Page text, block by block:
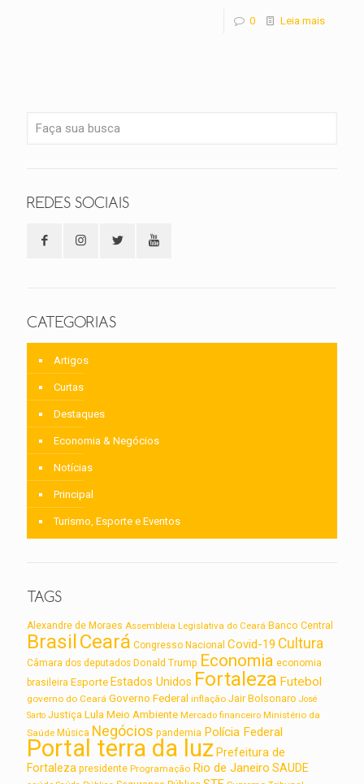
0 Leia mais
REDES SOCIAIS
CATEGORIAS
Artigos
Curtas
Destaques
Economia & Negócios
Notícias
Principal
Turismo, Esporte e Eventos
TAGS
Alexandre de Moraes Assembleia Legislativa do Ceará Banco Central
BrasilCeará Congresso Nacional Covid-19 Cultura
Câmara dos deputados Donald Trump Economia economia
brasileira Esporte Estados Unidos Fortaleza Futebol
governo do Ceará Governo Federal inflação Jair Bolsonaro José
Sarto Justiça Lula Meio Ambiente Mercado financeiro Ministério da
Saúde Música Negócios pandemia Polícia Federal
Portal terra da luz Prefeitura de
Fortaleza presidente Programação Rio de Janeiro SAUDE